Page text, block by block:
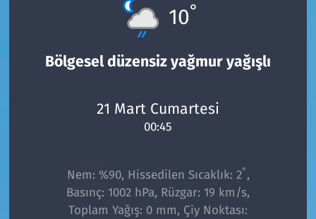
10°
Bölgesel düzensiz yağmur yağışlı
21 Mart Cumartesi
00:45
Nem: %90, Hissedilen Sıcaklık: 2° ,
Basınç: 1002 hPa, Rüzgar: 19 km/s,
Toplam Yağış: 0 mm, Çiy Noktası: